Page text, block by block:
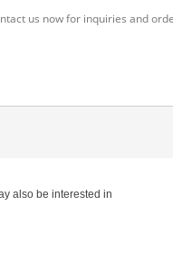
also be interested in